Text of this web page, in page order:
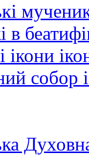
в
ікони
собор